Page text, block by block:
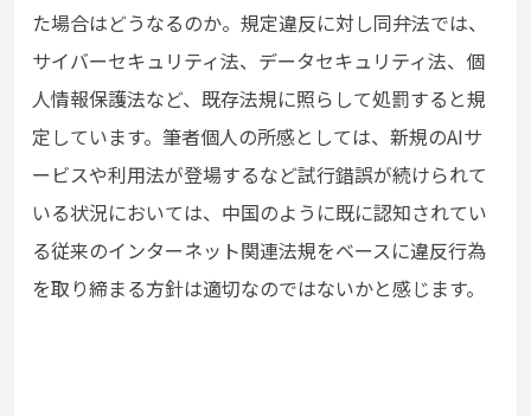
た場合はどうなるのか。規定違反に対し同弁法では、
サイバーセキュリティ法、データセキュリティ法、個
人情報保護法など、既存法規に照らして処罰すると規
定しています。筆者個人の所感としては、新規のAIサ
ービスや利用法が登場するなど試行錯誤が続けられて
いる状況においては、中国のように既に認知されてい
る従来のインターネット関連法規をベースに違反行為
を取り締まる方針は適切なのではないかと感じます。